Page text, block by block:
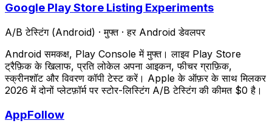
Google Play Store Listing Experiments
A/B टेस्टिंग (Android) ·मुफ्त·हर Android डेवलपर
Android समकक्ष, Play Console में मुफ्त। लाइव Play Store
ट्रैफ़िक के खिलाफ, प्रति लोकेल अपना आइकन, फीचर ग्राफ़िक,
स्क्रीनशॉट और विवरण कॉपी टेस्ट करें। Apple के ऑफ़र के साथ मिलकर
2026 में दोनों प्लेटफ़ॉर्म पर स्टोर-लिस्टिंग A/B टेस्टिंग की कीमत $0 है।
AppFollow